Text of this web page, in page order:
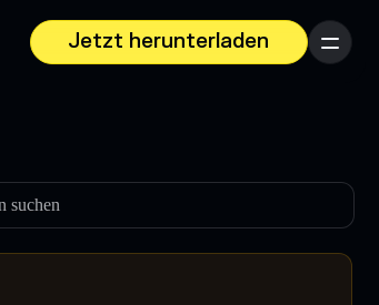
Jetzt herunterladen
Menü
suchen